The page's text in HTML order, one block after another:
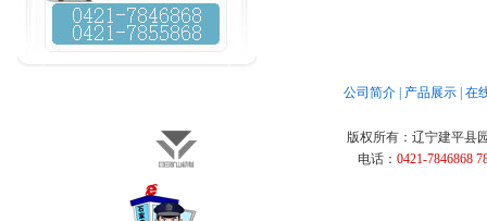
公司简介| 产品展示| 在
版权所有： 辽宁建平县
电话： 0421-7846868